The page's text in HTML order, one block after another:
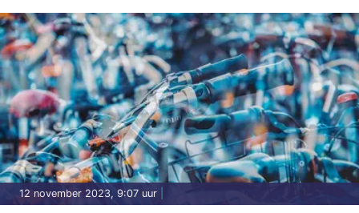
12 november 2023, 9:07 uur